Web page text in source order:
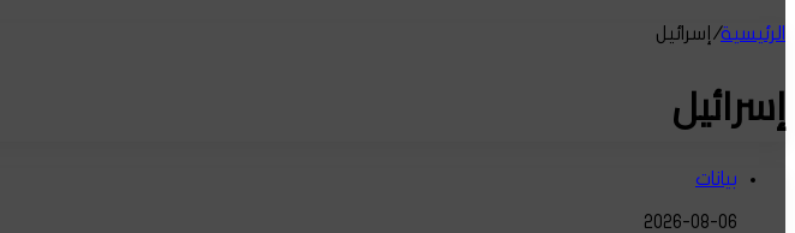
الرئيسية/ إسرائيل
إسرائيل
بيانات
2026-08-06